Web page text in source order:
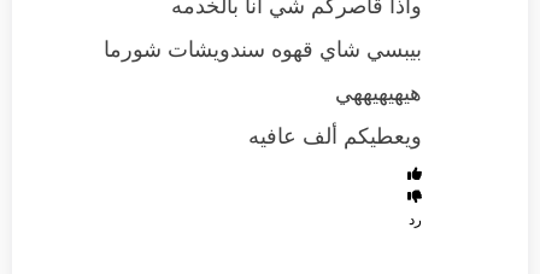
واذا قاصركم شي أنا بالخدمه
بيبسي شاي قهوه سندويشات شورما
هيهيهيههي
ويعطيكم ألف عافيه
رد